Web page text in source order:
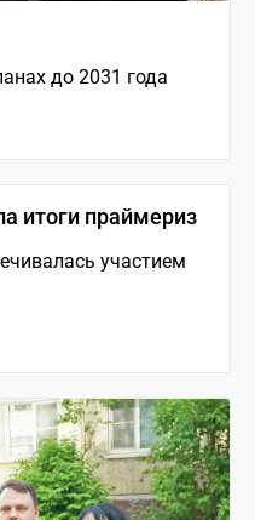
до 2031 года
итоги праймериз
участием